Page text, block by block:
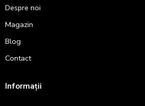
Despre noi
Magazin
Blog
Contact
Informații